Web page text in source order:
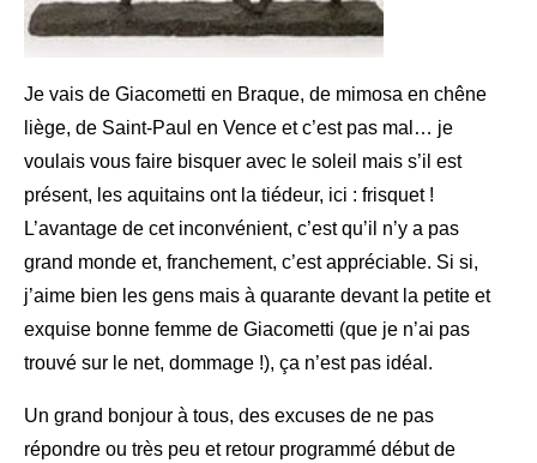
Je vais de Giacometti en Braque, de mimosa en chêne
liège, de Saint-Paul en Vence et c’est pas mal… je
voulais vous faire bisquer avec le soleil mais s’il est
présent, les aquitains ont la tiédeur, ici : frisquet !
L’avantage de cet inconvénient, c’est qu’il n’y a pas
grand monde et, franchement, c’est appréciable. Si si,
j’aime bien les gens mais à quarante devant la petite et
exquise bonne femme de Giacometti (que je n’ai pas
trouvé sur le net, dommage !), ça n’est pas idéal.
Un grand bonjour à tous, des excuses de ne pas
répondre ou très peu et retour programmé début de